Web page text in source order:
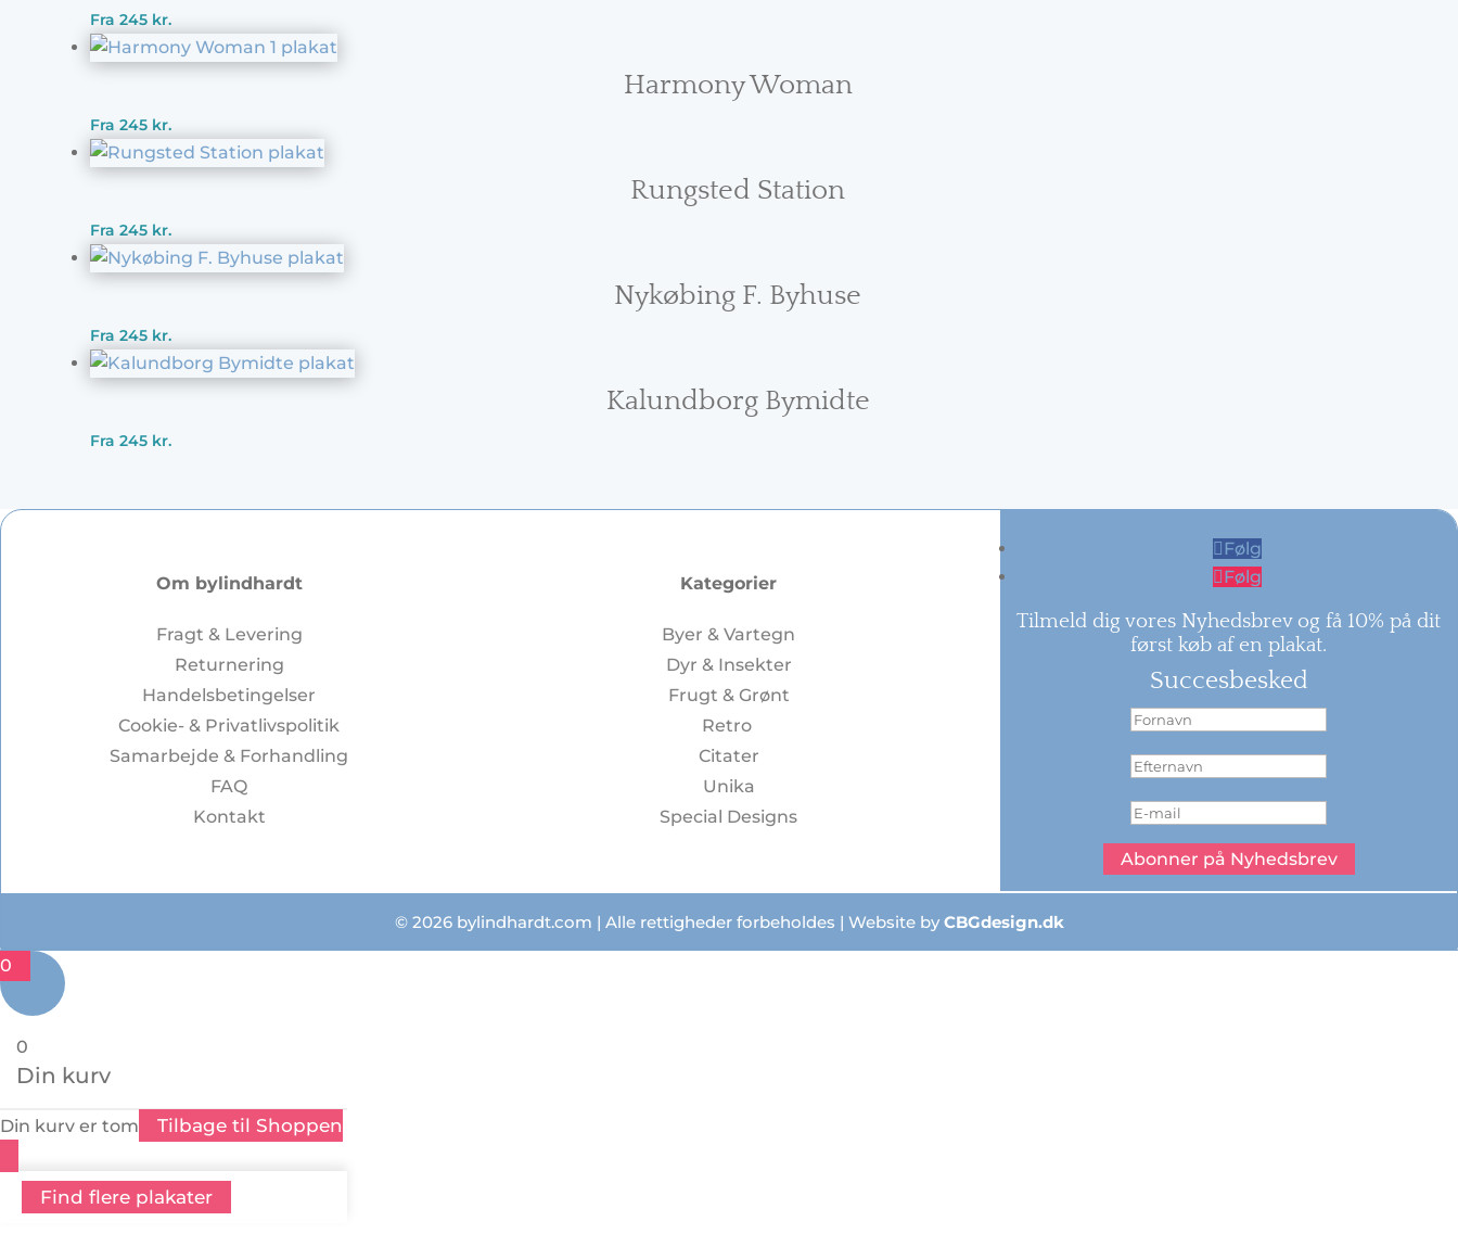
Fra245 kr.
Harmony Woman
Fra245 kr.
Rungsted Station
Fra245 kr.
Nykøbing F. Byhuse
Fra245 kr.
Kalundborg Bymidte
Fra245 kr.
Om bylindhardt
Fragt & Levering
Returnering
Handelsbetingelser
Cookie- & Privatlivspolitik
Samarbejde & Forhandling
FAQ
Kontakt
Kategorier
Byer & Vartegn
Dyr & Insekter
Frugt & Grønt
Retro
Citater
Unika
Special Designs
Følg
Følg
Tilmeld dig vores Nyhedsbrev og få 10% på dit
først køb af en plakat.
Succesbesked
Abonner på Nyhedsbrev
© 2026 bylindhardt.com | Alle rettigheder forbeholdes | Website byCBGdesign.dk
0
0
Din kurv
Din kurv er tom Tilbage til Shoppen
Find flere plakater